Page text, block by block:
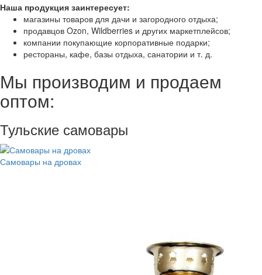
Наша продукция заинтересует:
магазины товаров для дачи и загородного отдыха;
продавцов Ozon, Wildberries и других маркетплейсов;
компании покупающие корпоративные подарки;
рестораны, кафе, базы отдыха, санатории и т. д.
Мы производим и продаем
оптом:
Тульские самовары
Самовары на дровах